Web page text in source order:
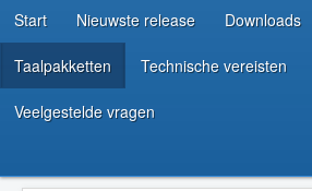
ONTWIKKELAARSBRONNEN
Start Nieuwste release Downloads
Taalpakketten Technische vereisten
Veelgestelde vragen